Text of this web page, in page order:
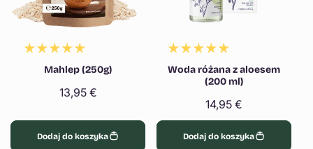
Mahlep (250g)
Cena
13,95 €
Dodaj do koszyka
Woda różana z aloesem
(200 ml)
Cena
regularna
14,95 €
Dodaj do koszyka